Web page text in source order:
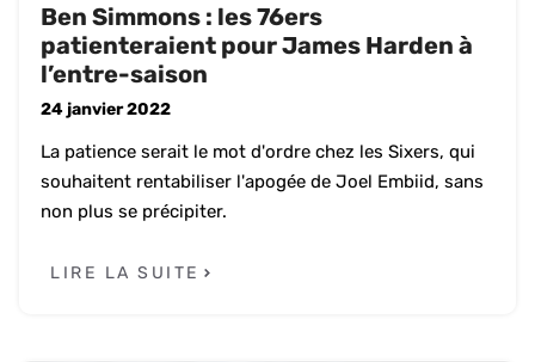
Ben Simmons : les 76ers
patienteraient pour James Harden à
l’entre-saison
24 janvier 2022
La patience serait le mot d'ordre chez les Sixers, qui
souhaitent rentabiliser l'apogée de Joel Embiid, sans
non plus se précipiter.
LIRE LA SUITE